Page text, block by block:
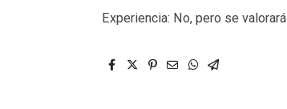
Experiencia: No, pero se valorará